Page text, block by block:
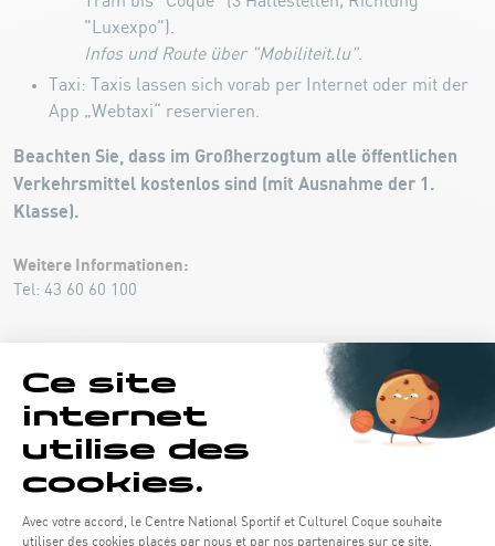
"Luxexpo").
Infos und Route über "Mobiliteit.lu".
Taxi: Taxis lassen sich vorab per Internet oder mit der
App „Webtaxi“ reservieren.
Beachten Sie, dass im Großherzogtum alle öffentlichen
Verkehrsmittel kostenlos sind (mit Ausnahme der 1.
Klasse).
Weitere Informationen:
Tel: 43 60 60 100
KONTAKT